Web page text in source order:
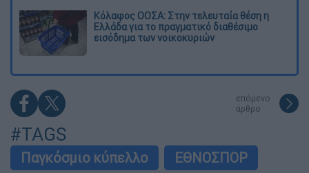
Κόλαφος ΟΟΣΑ: Στην τελευταία θέση η
Ελλάδα για το πραγματικό διαθέσιμο
εισόδημα των νοικοκυριών
επόμενο
άρθρο
#TAGS
Παγκόσμιο κύπελλο
ΕΘΝΟΣΠΟΡ